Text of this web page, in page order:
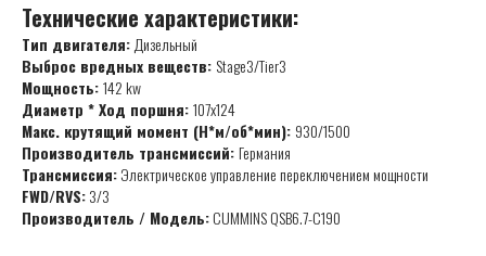
Технические характеристики:
Тип двигателя:Дизельный
Выброс вредных веществ: Stage3/Tier3
Мощность:142 kw
Диаметр * Ход поршня:107x124
Макс. крутящий момент (Н*м/об*мин): 930/1500
Производитель трансмиссий:Германия
Трансмиссия:Электрическое управление переключением мощности
FWD/RVS:3/3
Производитель / Модель:CUMMINS QSB6.7-C190